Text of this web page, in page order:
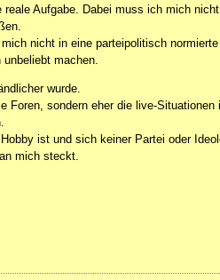
Aufgabe. Dabei muss ich mich
nicht in eine parteipolitisch
machen.
wurde.
Foren, sondern eher die live-
ist und sich keiner Partei oder
mich steckt.